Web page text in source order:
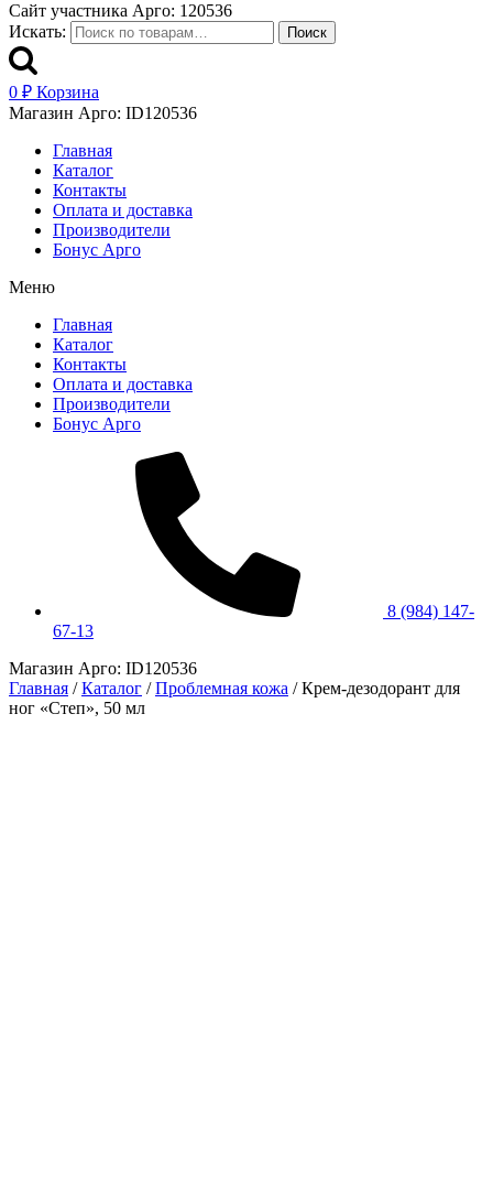
Сайт участника Арго: 120536
Искать:
Поиск
0 ₽ Корзина
Магазин Арго: ID120536
Главная
Каталог
Контакты
Оплата и доставка
Производители
Бонус Арго
Меню
Главная
Каталог
Контакты
Оплата и доставка
Производители
Бонус Арго
8 (984) 147-
67-13
Магазин Арго: ID120536
Главная / Каталог / Проблемная кожа / Крем-дезодорант для
ног «Степ», 50 мл